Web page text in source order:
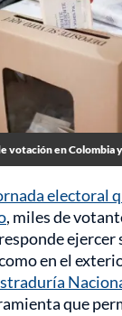
votación en Colombia
electoral
, miles de
ejercer
en el
que